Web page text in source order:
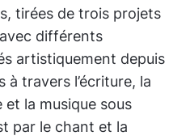
tirées de trois projets
différents
artistiquement depuis
à travers l’écriture, la
la musique sous
par le chant et la